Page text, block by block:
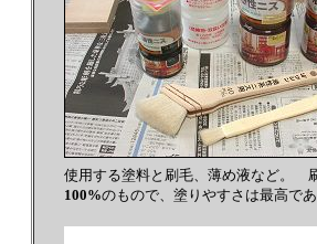
使用する塗料と刷毛、薄め液など。
100%のもので、塗りやすさは最高であ